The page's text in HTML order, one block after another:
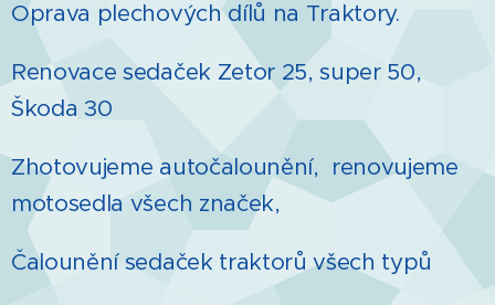
Oprava plechových dílů na Traktory.
Renovace sedaček Zetor 25, super 50,
Škoda 30
Zhotovujeme autočalounění, renovujeme
motosedla všech značek,
Čalounění sedaček traktorů všech typů